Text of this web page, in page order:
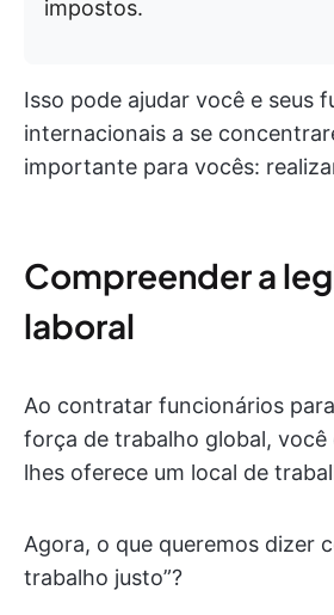
impostos.
Isso pode ajudar você e seus
internacionais a se
importante para vocês:
Compreender a
laboral
Ao contratar funcionários
força de trabalho global, você
lhes oferece um local de
Agora, o que queremos dizer
trabalho justo”?